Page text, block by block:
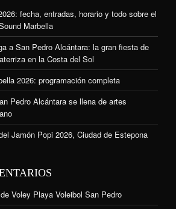
fecha, entradas, horario y todo sobre el
Marbella
a San Pedro Alcántara: la gran fiesta de
en la Costa del Sol
2026: programación completa
Pedro Alcántara se llena de artes
Jamón Popi 2026, Ciudad de Estepona
Voley Playa Voleibol San Pedro